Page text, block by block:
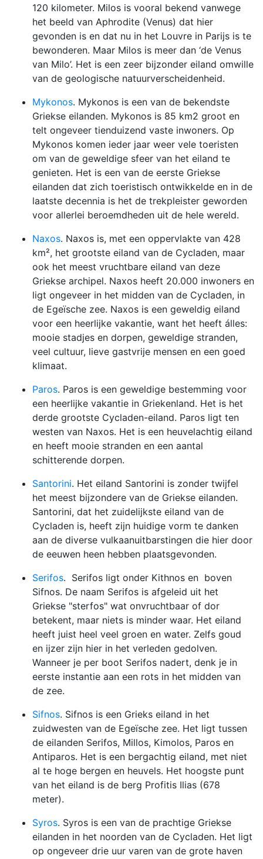
120 kilometer. Milos is vooral bekend vanwege
het beeld van Aphrodite (Venus) dat hier
gevonden is en dat nu in het Louvre in Parijs is te
bewonderen. Maar Milos is meer dan ‘de Venus
van Milo’. Het is een zeer bijzonder eiland omwille
van de geologische natuurverscheidenheid.
Mykonos. Mykonos is een van de bekendste
Griekse eilanden. Mykonos is 85 km2 groot en
telt ongeveer tienduizend vaste inwoners. Op
Mykonos komen ieder jaar weer vele toeristen
om van de geweldige sfeer van het eiland te
genieten. Het is een van de eerste Griekse
eilanden dat zich toeristisch ontwikkelde en in de
laatste decennia is het de trekpleister geworden
voor allerlei beroemdheden uit de hele wereld.
Naxos. Naxos is, met een oppervlakte van 428
km², het grootste eiland van de Cycladen, maar
ook het meest vruchtbare eiland van deze
Griekse archipel. Naxos heeft 20.000 inwoners en
ligt ongeveer in het midden van de Cycladen, in
de Egeïsche zee. Naxos is een geweldig eiland
voor een heerlijke vakantie, want het heeft álles:
mooie stadjes en dorpen, geweldige stranden,
veel cultuur, lieve gastvrije mensen en een goed
klimaat.
Paros. Paros is een geweldige bestemming voor
een heerlijke vakantie in Griekenland. Het is het
derde grootste Cycladen-eiland. Paros ligt ten
westen van Naxos. Het is een heuvelachtig eiland
en heeft mooie stranden en een aantal
schitterende dorpen.
Santorini. Het eiland Santorini is zonder twijfel
het meest bijzondere van de Griekse eilanden.
Santorini, dat het zuidelijkste eiland van de
Cycladen is, heeft zijn huidige vorm te danken
aan de diverse vulkaanuitbarstingen die hier door
de eeuwen heen hebben plaatsgevonden.
Serifos. Serifos ligt onder Kithnos en boven
Sifnos. De naam Serifos is afgeleid uit het
Griekse "sterfos" wat onvruchtbaar of dor
betekent, maar niets is minder waar. Het eiland
heeft juist heel veel groen en water. Zelfs goud
en ijzer zijn hier in het verleden gedolven.
Wanneer je per boot Serifos nadert, denk je in
eerste instantie aan een rots in het midden van
de zee.
Sifnos. Sifnos is een Grieks eiland in het
zuidwesten van de Egeïsche zee. Het ligt tussen
de eilanden Serifos, Millos, Kimolos, Paros en
Antiparos. Het is een bergachtig eiland, met niet
al te hoge bergen en heuvels. Het hoogste punt
van het eiland is de berg Profitis Ilias (678
meter).
Syros. Syros is een van de prachtige Griekse
eilanden in het noorden van de Cycladen. Het ligt
op ongeveer drie uur varen van de grote haven